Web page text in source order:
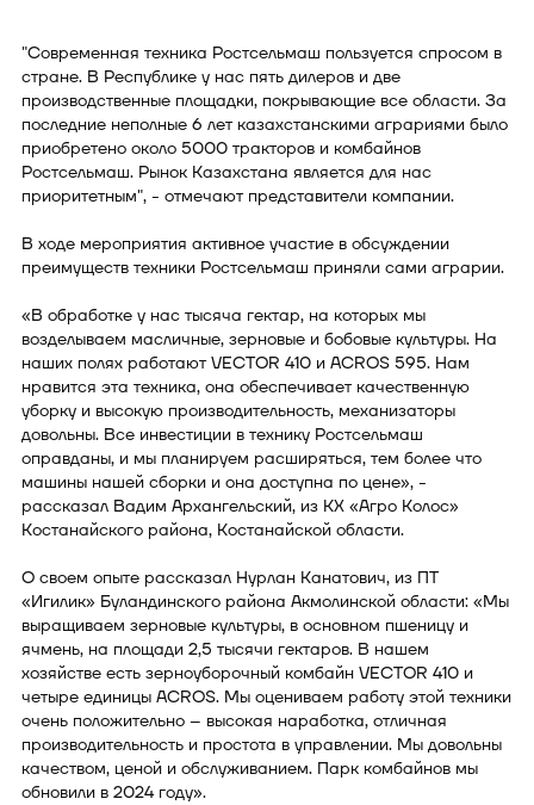
"Современная техника Ростсельмаш пользуется спросом в
стране. В Республике у нас пять дилеров и две
производственные площадки, покрывающие все области. За
последние неполные 6 лет казахстанскими аграриями было
приобретено около 5000 тракторов и комбайнов
Ростсельмаш. Рынок Казахстана является для нас
приоритетным", - отмечают представители компании.
В ходе мероприятия активное участие в обсуждении
преимуществ техники Ростсельмаш приняли сами аграрии.
«В обработке у нас тысяча гектар, на которых мы
возделываем масличные, зерновые и бобовые культуры. На
наших полях работают VECTOR 410 и ACROS 595. Нам
нравится эта техника, она обеспечивает качественную
уборку и высокую производительность, механизаторы
довольны. Все инвестиции в технику Ростсельмаш
оправданы, и мы планируем расширяться, тем более что
машины нашей сборки и она доступна по цене», -
рассказал Вадим Архангельский, из КХ «Агро Колос»
Костанайского района, Костанайской области.
О своем опыте рассказал Нурлан Канатович, из ПТ
«Игилик» Буландинского района Акмолинской области: «Мы
выращиваем зерновые культуры, в основном пшеницу и
ячмень, на площади 2,5 тысячи гектаров. В нашем
хозяйстве есть зерноуборочный комбайн VECTOR 410 и
четыре единицы ACROS. Мы оцениваем работу этой техники
очень положительно – высокая наработка, отличная
производительность и простота в управлении. Мы довольны
качеством, ценой и обслуживанием. Парк комбайнов мы
обновили в 2024 году».